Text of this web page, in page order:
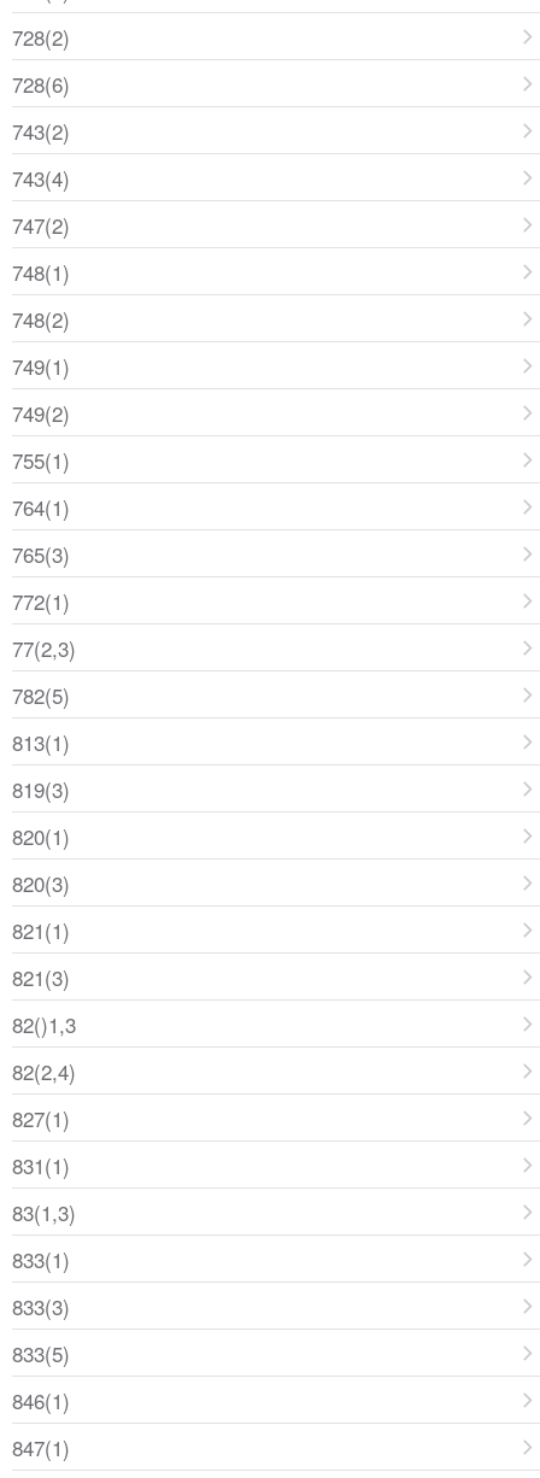
728(2)
728(6)
743(2)
743(4)
747(2)
748(1)
748(2)
749(1)
749(2)
755(1)
764(1)
765(3)
772(1)
77(2,3)
782(5)
813(1)
819(3)
820(1)
820(3)
821(1)
821(3)
82()1,3
82(2,4)
827(1)
831(1)
83(1,3)
833(1)
833(3)
833(5)
846(1)
847(1)